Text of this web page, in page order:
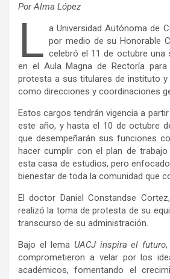
Por Alma López
L a Universidad Autónoma de
por medio de su Honorable
celebró el 11 de octubre una
en el Aula Magna de Rectoría
protesta a sus titulares de instituto y
como direcciones y coordinaciones
Estos cargos tendrán vigencia a
este año, y hasta el 10 de octubre
que desempeñarán sus funciones
hacer cumplir con el plan de
esta casa de estudios, pero
bienestar de toda la comunidad que
El doctor Daniel Constandse
realizó la toma de protesta de su
transcurso de su administración.
Bajo el lema UACJ inspira el futuro
comprometieron a velar por los
académicos, fomentando el